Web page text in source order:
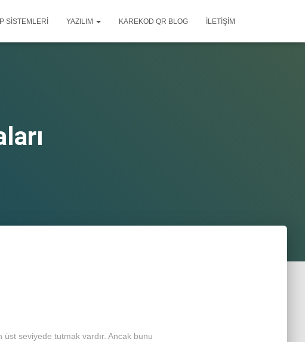
SISTEMLERI YAZILIM KAREKOD QR BLOG İLETIŞIM
seviyede tutmak vardır. Ancak bunu